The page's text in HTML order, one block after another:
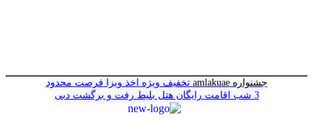
جشنواره amlakuae تخفیف ویژه اخذ ویزا فرصت محدود
3 شب اقامت رایگان هتل
بلیط رفت و برگشت دبی